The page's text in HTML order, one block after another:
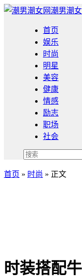
潮男潮
首页
娱乐
时尚
明星
美容
健康
情感
励志
职场
社会
首页 » 时尚 » 正文
时装搭配